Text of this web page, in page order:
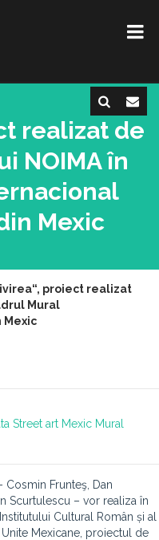
realizat de
NOIMA în
Mexic
proiect realizat
Mural
Mexic
Street art Mexic Mural
Cosmin Frunteş, Dan
Scurtulescu – vor realiza în
Cultural Român și al
Mexicane, proiectul de